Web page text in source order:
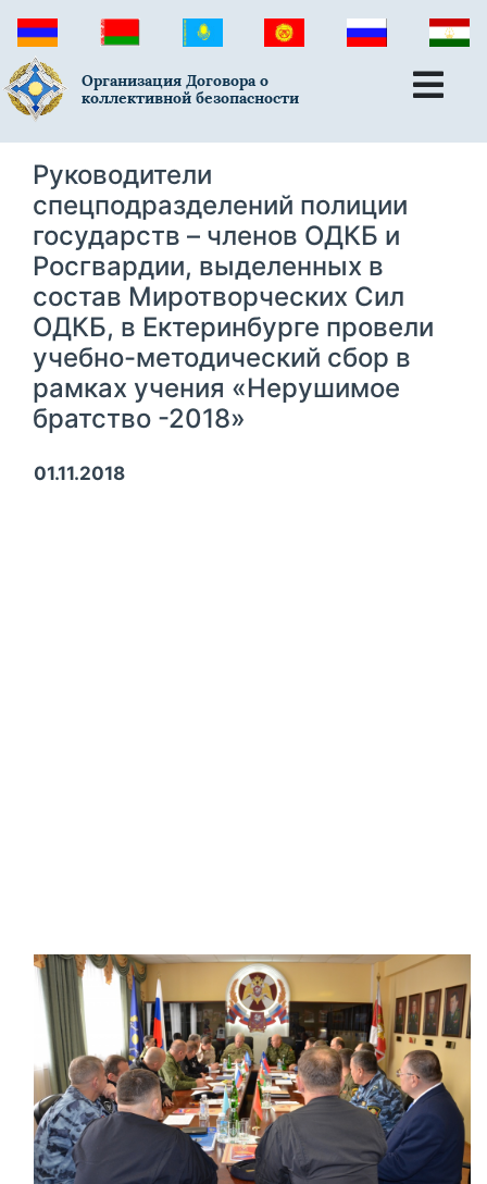
Организация Договора о
коллективной безопасности
Руководители
спецподразделений полиции
государств – членов ОДКБ и
Росгвардии, выделенных в
состав Миротворческих Сил
ОДКБ, в Ектеринбурге провели
учебно-методический сбор в
рамках учения «Нерушимое
братство -2018»
01.11.2018